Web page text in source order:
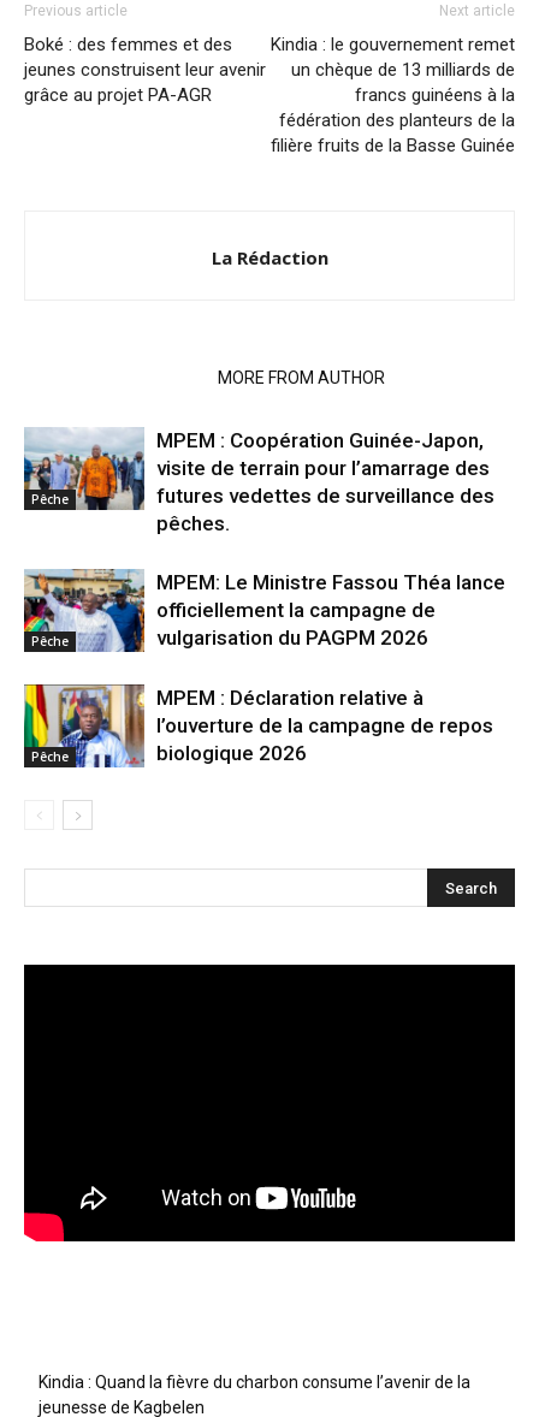
Previous article
Boké : des femmes et des
jeunes construisent leur avenir
grâce au projet PA-AGR
Next article
Kindia : le gouvernement remet
un chèque de 13 milliards de
francs guinéens à la
fédération des planteurs de la
filière fruits de la Basse Guinée
La Rédaction
MORE FROM AUTHOR
Pêche
MPEM : Coopération Guinée-Japon,
visite de terrain pour l’amarrage des
futures vedettes de surveillance des
pêches.
Pêche
MPEM: Le Ministre Fassou Théa lance
officiellement la campagne de
vulgarisation du PAGPM 2026
Pêche
MPEM : Déclaration relative à
l’ouverture de la campagne de repos
biologique 2026
Kindia : Quand la fièvre du charbon consume l’avenir de la
jeunesse de Kagbelen